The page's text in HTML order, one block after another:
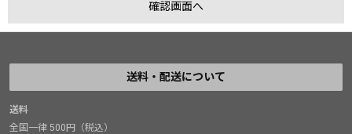
送料・配送について
送料
全国一律 500円（税込）